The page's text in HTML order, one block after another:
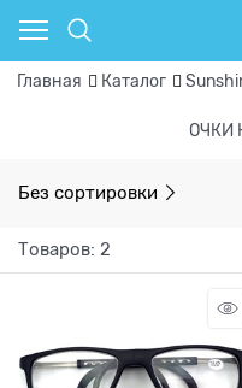
Главная Каталог
ОЧКИ
Без сортировки
Товаров: 2